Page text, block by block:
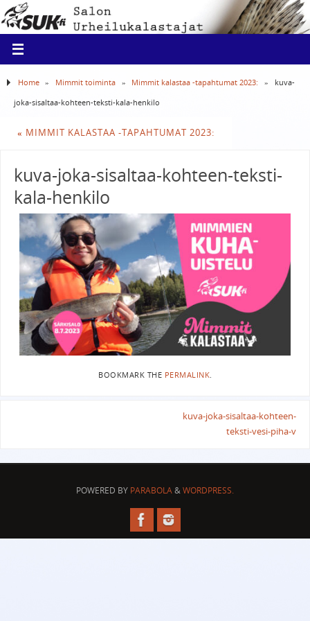
Home » Mimmit toiminta » Mimmit kalastaa -tapahtumat 2023: »
kuva-
joka-sisaltaa-kohteen-teksti-kala-henkilo
« MIMMIT KALASTAA -TAPAHTUMAT 2023:
kuva-joka-sisaltaa-kohteen-teksti-
kala-henkilo
BOOKMARK THE PERMALINK.
kuva-joka-sisaltaa-kohteen-
teksti-vesi-piha-v
POWERED BY PARABOLA&WORDPRESS.